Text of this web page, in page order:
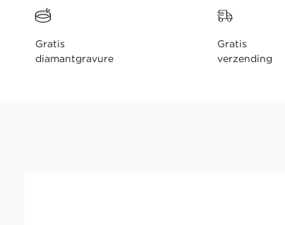
Gratis
diamantgravure
Gratis
verzending